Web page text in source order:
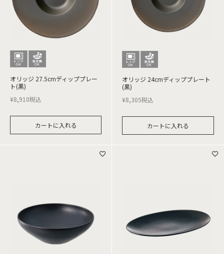
オリッジ 27.5cmディッププレー
ト(黒)
¥8,910税込
カートに入れる
オリッジ 24cmディッププレート
(黒)
¥8,305税込
カートに入れる